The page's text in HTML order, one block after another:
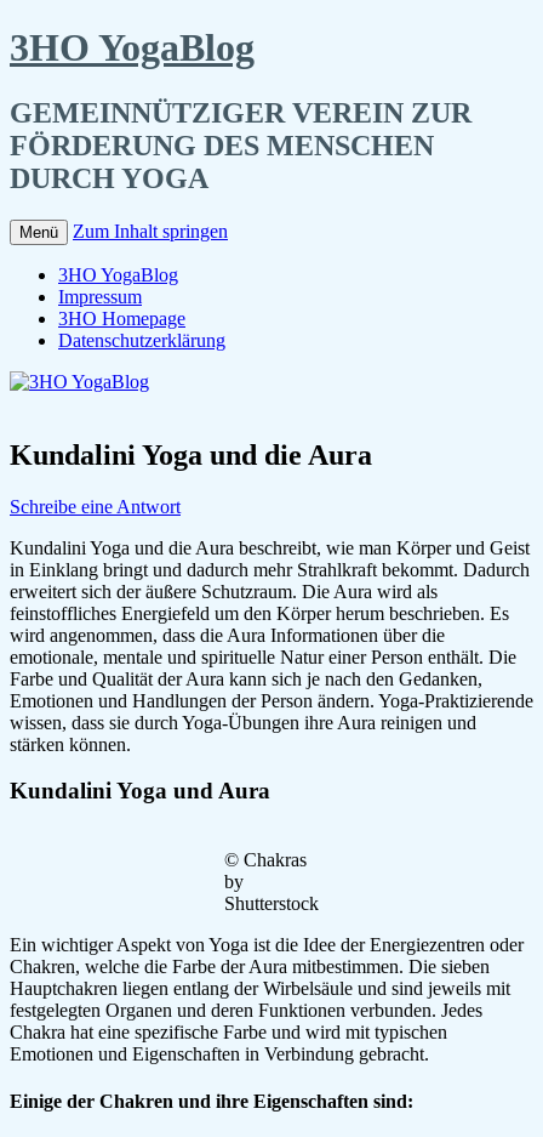
3HO YogaBlog
GEMEINNÜTZIGER VEREIN ZUR
FÖRDERUNG DES MENSCHEN
DURCH YOGA
Menü Zum Inhalt springen
3HO YogaBlog
Impressum
3HO Homepage
Datenschutzerklärung
Kundalini Yoga und die Aura
Schreibe eine Antwort
Kundalini Yoga und die Aura beschreibt, wie man Körper und Geist
in Einklang bringt und dadurch mehr Strahlkraft bekommt. Dadurch
erweitert sich der äußere Schutzraum. Die Aura wird als
feinstoffliches Energiefeld um den Körper herum beschrieben. Es
wird angenommen, dass die Aura Informationen über die
emotionale, mentale und spirituelle Natur einer Person enthält. Die
Farbe und Qualität der Aura kann sich je nach den Gedanken,
Emotionen und Handlungen der Person ändern. Yoga-Praktizierende
wissen, dass sie durch Yoga-Übungen ihre Aura reinigen und
stärken können.
Kundalini Yoga und Aura
© Chakras
by
Shutterstock
Ein wichtiger Aspekt von Yoga ist die Idee der Energiezentren oder
Chakren, welche die Farbe der Aura mitbestimmen. Die sieben
Hauptchakren liegen entlang der Wirbelsäule und sind jeweils mit
festgelegten Organen und deren Funktionen verbunden. Jedes
Chakra hat eine spezifische Farbe und wird mit typischen
Emotionen und Eigenschaften in Verbindung gebracht.
Einige der Chakren und ihre Eigenschaften sind: